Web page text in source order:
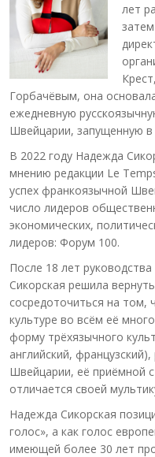
лет
Горбачёвым, она
ежедневную
Швейцарии, запущенную в
В 2022 году Надежда
мнению редакции Le
успех франкоязычной
число лидеров
экономических,
лидеров: Форум 100.
После 18 лет
Сикорская решила
сосредоточиться на том,
культуре во всём её
форму трёхязычного
английский,
Швейцарии, её приёмной
отличается своей
Надежда Сикорская
голос», а как голос
имеющей более 30 лет